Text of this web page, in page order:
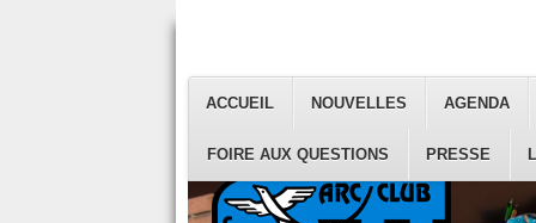
ACCUEIL NOUVELLES AGENDA
FOIRE AUX QUESTIONS PRESSE